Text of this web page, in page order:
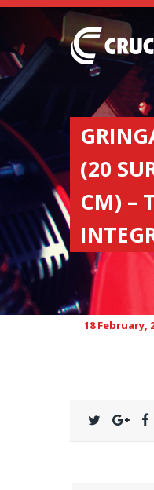
(20
CM) –
SEEDERS
ABOUT
NEWS
CONTACT
18 February,